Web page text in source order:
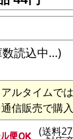
読込中...)
ルタイムでは
信販売で購
(送料